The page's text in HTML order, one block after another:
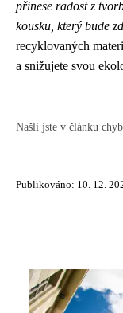
přinese radost z
kousku, který bude
recyklovaných
a snižujete svou
Našli jste v článku
Publikováno: 10. 12.